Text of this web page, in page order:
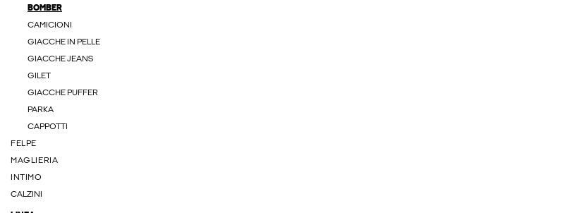
BOMBER
CAMICIONI
GIACCHE IN PELLE
GIACCHE JEANS
GILET
GIACCHE PUFFER
PARKA
CAPPOTTI
FELPE
MAGLIERIA
INTIMO
CALZINI